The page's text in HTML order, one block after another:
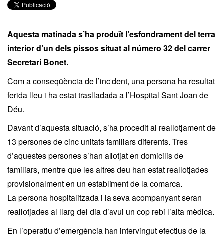
Aquesta matinada s’ha produït l’esfondrament del terra
interior d’un dels pissos situat al número 32 del carrer
Secretari Bonet.
Com a conseqüència de l’incident, una persona ha resultat
ferida lleu i ha estat traslladada a l’Hospital Sant Joan de
Déu.
Davant d’aquesta situació, s’ha procedit al reallotjament de
13 persones de cinc unitats familiars diferents. Tres
d’aquestes persones s’han allotjat en domicilis de
familiars, mentre que les altres deu han estat reallotjades
provisionalment en un establiment de la comarca.
La persona hospitalitzada i la seva acompanyant seran
reallotjades al llarg del dia d’avui un cop rebi l’alta mèdica.
En l’operatiu d’emergència han intervingut efectius de la